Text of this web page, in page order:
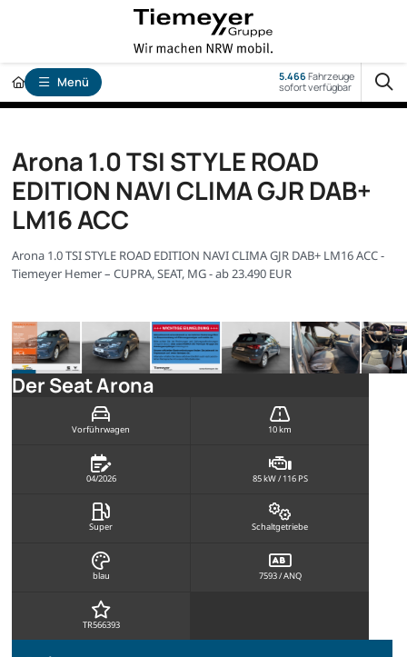
Menü 5.466Fahrzeuge
sofort verfügbar
Arona 1.0 TSI STYLE ROAD
EDITION NAVI CLIMA GJR DAB+
LM16 ACC
Arona 1.0 TSI STYLE ROAD EDITION NAVI CLIMA GJR DAB+ LM16 ACC -
Tiemeyer Hemer – CUPRA, SEAT, MG - ab 23.490 EUR
Der Seat Arona
Vorführwagen 10 km
04/2026 85 kW / 116 PS
Super Schaltgetriebe
blau 7593 / ANQ
TR566393